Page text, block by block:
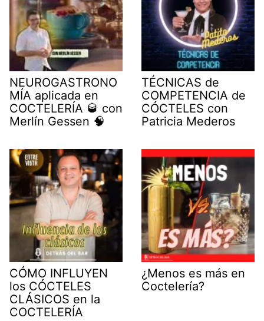
NEUROGASTRONO
MÍA aplicada en
COCTELERÍA 🥃 con
Merlín Gessen 🧠
TÉCNICAS de
COMPETENCIA de
CÓCTELES con
Patricia Mederos
CÓMO INFLUYEN
los CÓCTELES
CLÁSICOS en la
COCTELERÍA
¿Menos es más en
Coctelería?